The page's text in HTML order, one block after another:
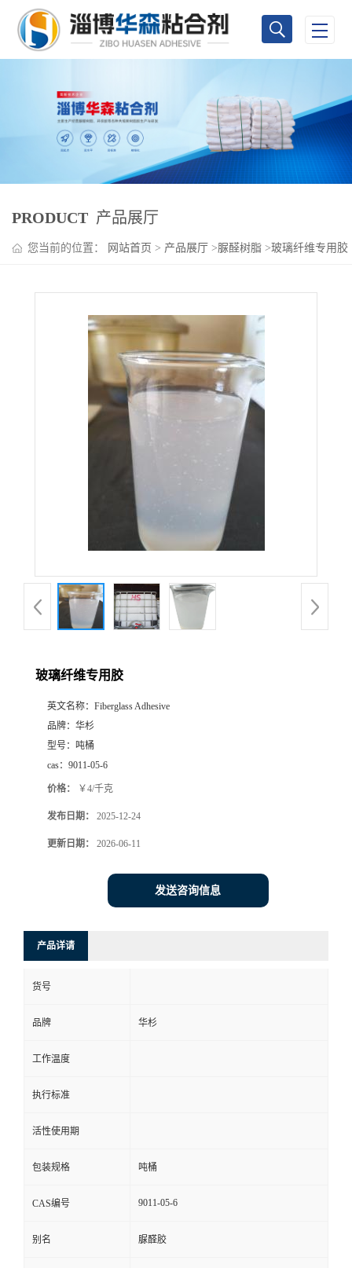
PRODUCT 产品展厅
您当前的位置： 网站首页 > 产品展厅 >脲醛树脂 >玻璃纤维专用胶
玻璃纤维专用胶
英文名称： Fiberglass Adhesive
品牌： 华杉
型号： 吨桶
cas： 9011-05-6
价格： ￥4/千克
发布日期： 2025-12-24
更新日期： 2026-06-11
发送咨询信息
产品详请
货号
品牌 华杉
工作温度
执行标准
活性使用期
包装规格 吨桶
CAS编号 9011-05-6
别名 脲醛胶